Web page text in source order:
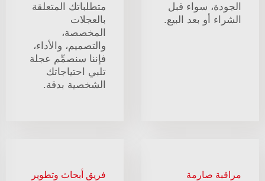
الجودة، سواء قبل
الشراء أو بعد البيع.
متطلباتك المتعلقة
بالعجلات
المخصصة،
والتصميم، والأداء،
فإننا سنصمِّم عجلة
تلبي احتياجاتك
الشخصية بدقة.
مراقبة صارمة
فريق أبحاث وتطوير